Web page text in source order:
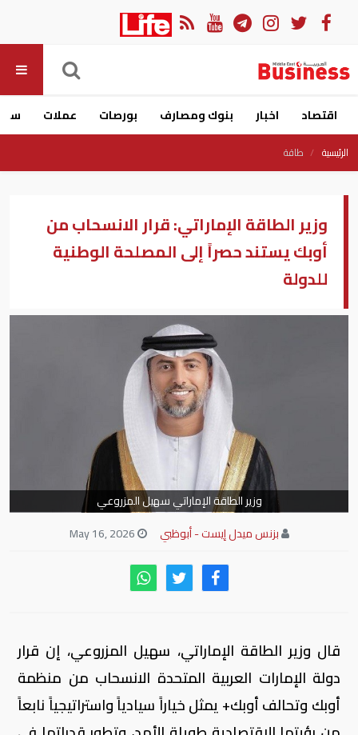
اقتصاد اخبار بنوك ومصارف بورصات عملات
الرئيسية طاقة
وزير الطاقة الإماراتي: قرار الانسحاب من
أوبك يستند حصراً إلى المصلحة الوطنية
للدولة
وزير الطاقة الإماراتي سهيل المزروعي
بزنس ميدل إيست - أبوظبي
قال وزير الطاقة الإماراتي، سهيل المزروعي، إن قرار
دولة الإمارات العربية المتحدة الانسحاب من منظمة
أوبك وتحالف أوبك+ يمثل خياراً سيادياً واستراتيجياً نابعاً